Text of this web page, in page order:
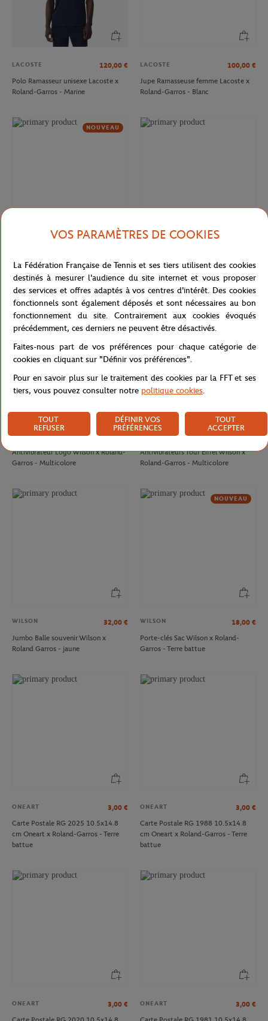
LACOSTE 120,00 €
Polo Ramasseur unisexe Lacoste x
Roland-Garros - Marine
LACOSTE 100,00 €
Jupe Ramasseuse femme Lacoste x
Roland-Garros - Blanc
NOUVEAU
T-Shirt Club homme Lacoste x
Roland-Garros - Ecru
T-shirt Performance homme Lacoste
x Roland-Garros - Vert
WILSON 8,00 €
Antivibrateur Logo Wilson x Roland-
Garros - Multicolore
WILSON 8,00 €
Antivibrateurs Tour Eiffel Wilson x
Roland-Garros - Multicolore
WILSON 32,00 €
Jumbo Balle souvenir Wilson x
Roland Garros - jaune
NOUVEAU
WILSON 18,00 €
Porte-clés Sac Wilson x Roland-
Garros - Terre battue
ONEART 3,00 €
Carte Postale RG 2025 10.5x14.8
cm Oneart x Roland-Garros - Terre
battue
ONEART 3,00 €
Carte Postale RG 1988 10.5x14.8
cm Oneart x Roland-Garros - Terre
battue
ONEART 3,00 €
ONEART 3,00 €
VOS PARAMÈTRES DE COOKIES
La Fédération Française de Tennis et ses tiers utilisent des cookies
destinés à mesurer l'audience du site internet et vous proposer
des services et offres adaptés à vos centres d'intérêt. Des cookies
fonctionnels sont également déposés et sont nécessaires au bon
fonctionnement du site. Contrairement aux cookies évoqués
précédemment, ces derniers ne peuvent être désactivés.
Faites-nous part de vos préférences pour chaque catégorie de
cookies en cliquant sur "Définir vos préférences".
Pour en savoir plus sur le traitement des cookies par la FFT et ses
tiers, vous pouvez consulter notre politique cookies.
TOUT
REFUSER
DÉFINIR VOS
PRÉFÉRENCES
TOUT
ACCEPTER